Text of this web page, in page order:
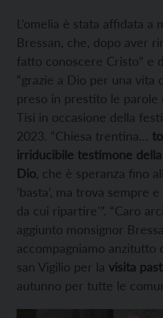
L’omelia è stata affidata a
Bressan, che, dopo aver
fatto conoscere Cristo” e
“grazie a Dio per una vita
preso in prestito le parole
Tisi in occasione della
2023. “Chiesa trentina…
irriducibile testimone
Dio , che è speranza fino
‘basta’, ma trova sempre
da cui ripartire'”. “Caro
aggiunto monsignor
accompagniamo anzitutto
san Vigilio per la visita
autunno per tutte le